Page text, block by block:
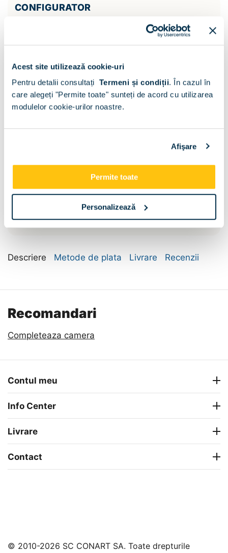
Acest site utilizează cookie-uri
Pentru detalii consultați Termeni și condiții. În cazul în
care alegeți "Permite toate" sunteți de acord cu utilizarea
modulelor cookie-urilor noastre.
Afişare
Permite toate
Personalizează
CONFIGURATOR
Sertare :
Fara
Dimensiune:
155x60x225
185x60x205
205x60x205 205x60x225
Descriere Metode de plata Livrare Recenzii
Recomandari
Completeaza camera
Contul meu
Info Center
Livrare
Contact
© 2010-2026 SC CONART SA. Toate drepturile